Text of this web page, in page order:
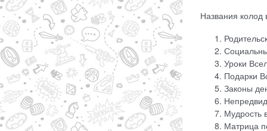
Названия колод
Уроки
Подарки
Законы
Мудрость
Матрица